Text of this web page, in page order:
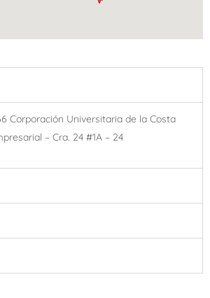
Corporación Universitaria de la Costa
– Cra. 24 #1A – 24